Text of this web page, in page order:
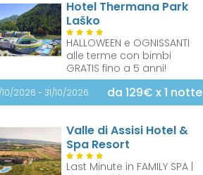
Hotel Thermana Park
Laško
HALLOWEEN e OGNISSANTI
alle terme con bimbi
GRATIS fino a 5 anni!
2026 - 31/10/2026 da 129€ x 1 notte
Valle di Assisi Hotel &
Spa Resort
Last Minute in FAMILY SPA |